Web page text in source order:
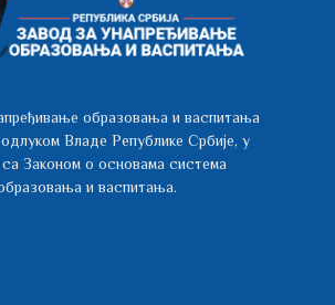
образовања и васпитања
одлуком Владе Републике Србије, у
Законом о основама система
и васпитања.